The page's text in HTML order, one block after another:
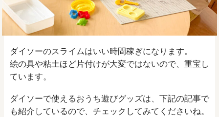
ダイソーのスライムはいい時間稼ぎになります。
絵の具や粘土ほど片付けが大変ではないので、重宝し
ています。
ダイソーで使えるおうち遊びグッズは、下記の記事で
も紹介しているので、チェックしてみてくださいね。